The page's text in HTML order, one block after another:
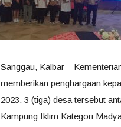
Sanggau, Kalbar –
memberikan penghargaan
2023. 3 (tiga) desa tersebut
Kampung Iklim Kategori